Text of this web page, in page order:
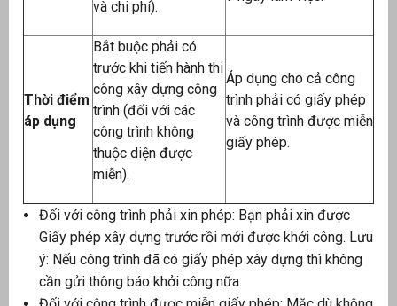
và chi phí).
Thời điểm
áp dụng
Bắt buộc phải có
trước khi tiến hành thi
công xây dựng công
trình (đối với các
công trình không
thuộc diện được
miễn).
Áp dụng cho cả công
trình phải có giấy phép
và công trình được miễn
giấy phép.
Đối với công trình phải xin phép: Bạn phải xin được
Giấy phép xây dựng trước rồi mới được khởi công. Lưu
ý: Nếu công trình đã có giấy phép xây dựng thì không
cần gửi thông báo khởi công nữa.